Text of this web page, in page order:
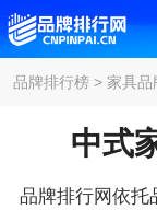
品牌排行榜> 家具品
中式
品牌排行网依托